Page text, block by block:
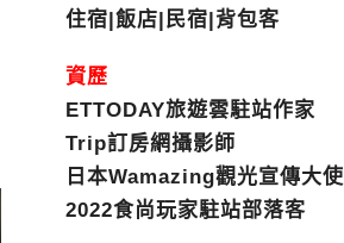
住宿|飯店|民宿|背包客
資歷
ETTODAY旅遊雲駐站作家
Trip訂房網攝影師
日本Wamazing觀光宣傳大使
2022食尚玩家駐站部落客